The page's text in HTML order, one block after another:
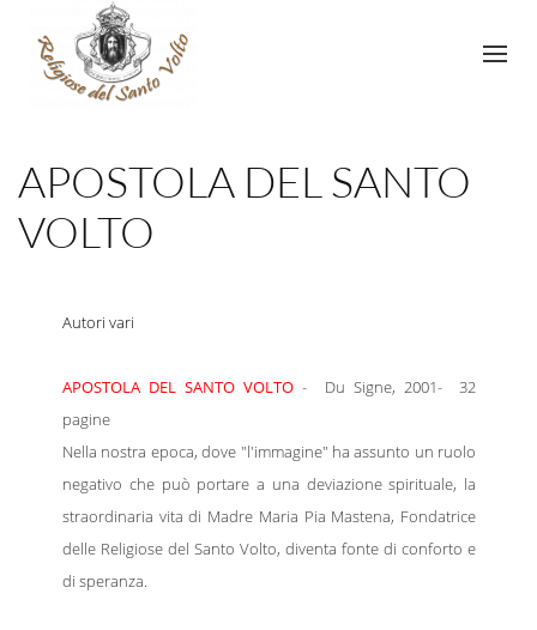
APOSTOLA DEL SANTO
VOLTO
Autori vari
APOSTOLA DEL SANTO VOLTO- Du Signe, 2001- 32
pagine
Nella nostra epoca, dove "l'immagine" ha assunto un ruolo
negativo che può portare a una deviazione spirituale, la
straordinaria vita di Madre Maria Pia Mastena, Fondatrice
delle Religiose del Santo Volto, diventa fonte di conforto e
di speranza.